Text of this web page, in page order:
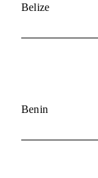
Belize
Benin